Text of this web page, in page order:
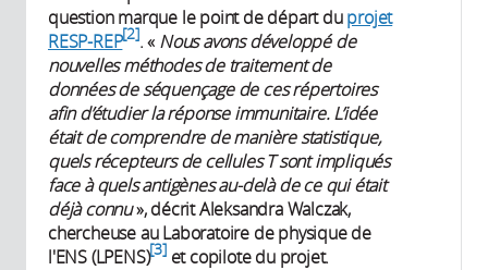
question marque le point de départ duprojet
RESP-REP 2 . « Nous avons développé de
nouvelles méthodes de traitement de
données de séquençage de ces répertoires
afin d’étudier la réponse immunitaire. L’idée
était de comprendre de manière statistique,
quels récepteurs de cellules T sont impliqués
face à quels antigènes au-delà de ce qui était
déjà connu», décrit Aleksandra Walczak,
chercheuse au Laboratoire de physique de
l'ENS (LPENS) 3 et copilote du projet.